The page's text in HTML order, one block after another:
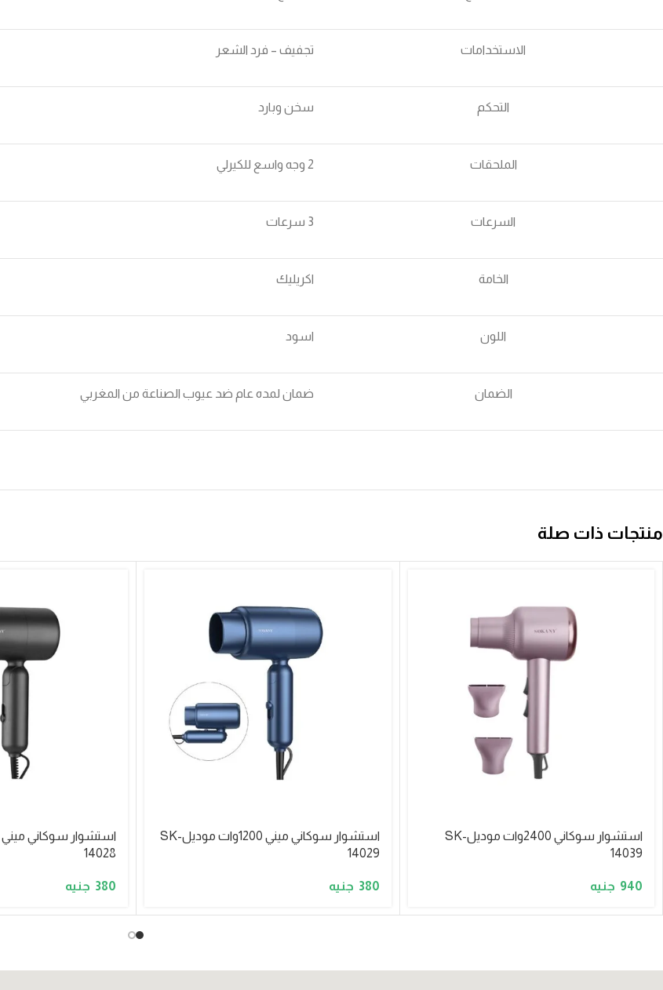
الاستخدامات تجفيف – فرد الشعر
التحكم سخن وبارد
الملحقات 2 وجه واسع للكيرلي
السرعات 3 سرعات
الخامة اكريليك
اللون اسود
الضمان ضمان لمده عام ضد عيوب الصناعة من المغربي
منتجات ذات صلة
استشوار سوكاني 2400وات موديلSK-
14039
940
استشوار سوكاني ميني 1200وات موديلSK-
14029
380
14028
380